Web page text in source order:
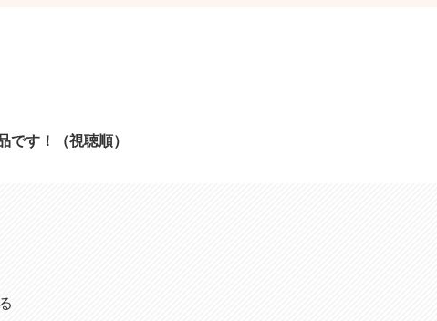
です！（視聴順）